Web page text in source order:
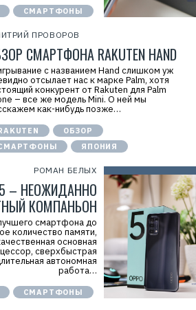
СМАРТФОНЫ
ПРОВОРОВ
СМАРТФОНА RAKUTEN HAND
с названием Hand слишком уж
отсылает нас к марке Palm, хотя
конкурент от Rakuten для Palm
– все же модель Mini. О ней мы
как-нибудь позже…
ОБЗОР
ЯПОНИЯ
РОМАН БЕЛЫХ
5 – НЕОЖИДАННО
КОМПАНЬОН
смартфона до
количество памяти,
основная
сверхбыстрая
автономная
работа…
СМАРТФОНЫ